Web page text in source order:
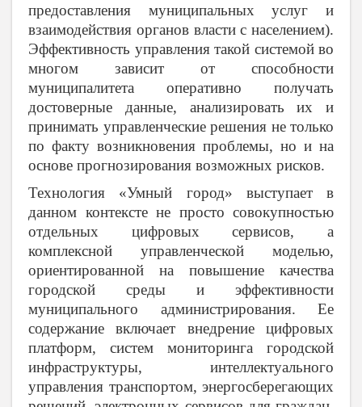
предоставления муниципальных услуг и
взаимодействия органов власти с населением).
Эффективность управления такой системой во
многом зависит от способности
муниципалитета оперативно получать
достоверные данные, анализировать их и
принимать управленческие решения не только
по факту возникновения проблемы, но и на
основе прогнозирования возможных рисков.
Технология «Умный город» выступает в
данном контексте не просто совокупностью
отдельных цифровых сервисов, а
комплексной управленческой моделью,
ориентированной на повышение качества
городской среды и эффективности
муниципального администрирования. Ее
содержание включает внедрение цифровых
платформ, систем мониторинга городской
инфраструктуры, интеллектуального
управления транспортом, энергосберегающих